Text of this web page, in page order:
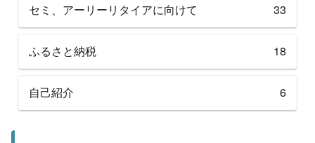
セミ、アーリーリタイアに向けて 33
ふるさと納税 18
自己紹介 6